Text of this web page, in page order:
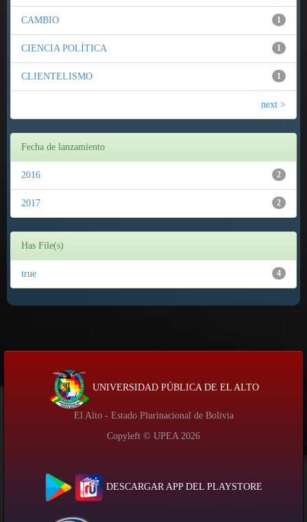
1
CAMBIO
1
CIENCIA POLÍTICA
1
CLIENTELISMO
next >
Fecha de lanzamiento
2
2016
2
2017
Has File(s)
4
true
UNIVERSIDAD PÚBLICA DE EL ALTO
El Alto - Estado Plurinacional de Bolivia
Copyleft © UPEA 2026
DESCARGAR APP DEL PLAYSTORE